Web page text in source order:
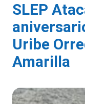
SLEP
Uribe
Amarilla